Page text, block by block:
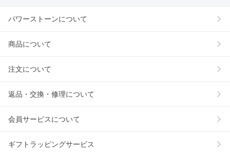
パワーストーンについて
商品について
注文について
返品・交換・修理について
会員サービスについて
ギフトラッピングサービス